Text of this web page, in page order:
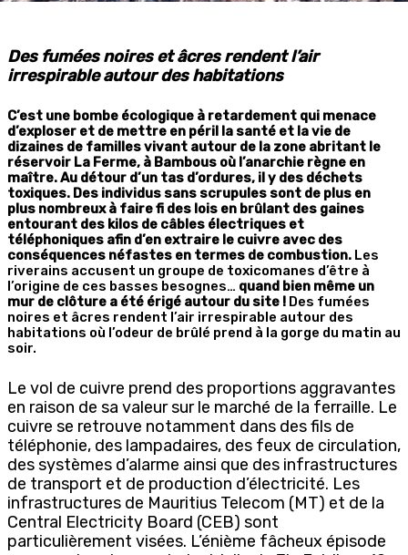
Des fumées noires et âcres rendent l’air
irrespirable autour des habitations
C’est une bombe écologique à retardement qui menace
d’exploser et de mettre en péril la santé et la vie de
dizaines de familles vivant autour de la zone abritant le
réservoir La Ferme, à Bambous où l’anarchie règne en
maître. Au détour d’un tas d’ordures, il y des déchets
toxiques. Des individus sans scrupules sont de plus en
plus nombreux à faire fi des lois en brûlant des gaines
entourant des kilos de câbles électriques et
téléphoniques afin d’en extraire le cuivre avec des
conséquences néfastes en termes de combustion. Les
riverains accusent un groupe de toxicomanes d’être à
l’origine de ces basses besognes… quand bien même un
mur de clôture a été érigé autour du site ! Des fumées
noires et âcres rendent l’air irrespirable autour des
habitations où l’odeur de brûlé prend à la gorge du matin au
soir.
Le vol de cuivre prend des proportions aggravantes
en raison de sa valeur sur le marché de la ferraille. Le
cuivre se retrouve notamment dans des fils de
téléphonie, des lampadaires, des feux de circulation,
des systèmes d’alarme ainsi que des infrastructures
de transport et de production d’électricité. Les
infrastructures de Mauritius Telecom (MT) et de la
Central Electricity Board (CEB) sont
particulièrement visées. L’énième fâcheux épisode